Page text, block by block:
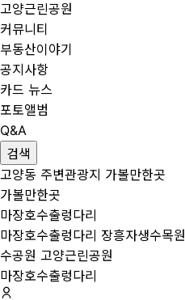
고양근린공원
커뮤니티
부동산이야기
공지사항
카드 뉴스
포토앨범
Q&A
검색
고양동 주변관광지 가볼만한곳
가볼만한곳
마장호수출렁다리
마장호수출렁다리 장흥자생수목원
수공원 고양근린공원
마장호수출렁다리